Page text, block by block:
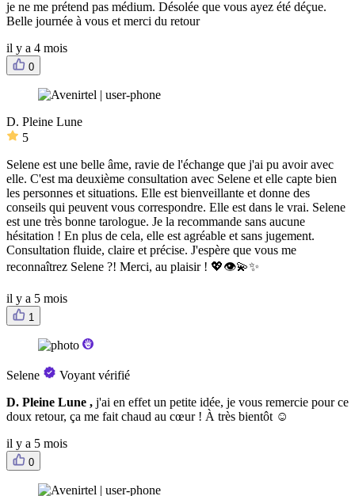
je ne me prétend pas médium. Désolée que vous ayez été déçue.
Belle journée à vous et merci du retour
il y a 4 mois
0
D. Pleine Lune
5
Selene est une belle âme, ravie de l'échange que j'ai pu avoir avec
elle. C'est ma deuxième consultation avec Selene et elle capte bien
les personnes et situations. Elle est bienveillante et donne des
conseils qui peuvent vous correspondre. Elle est dans le vrai. Selene
est une très bonne tarologue. Je la recommande sans aucune
hésitation ! En plus de cela, elle est agréable et sans jugement.
Consultation fluide, claire et précise. J'espère que vous me
reconnaîtrez Selene ?! Merci, au plaisir ! 💖👁💫✨️
il y a 5 mois
1
Selene
Voyant vérifié
D. Pleine Lune , j'ai en effet un petite idée, je vous remercie pour ce
doux retour, ça me fait chaud au cœur ! À très bientôt ☺️
il y a 5 mois
0